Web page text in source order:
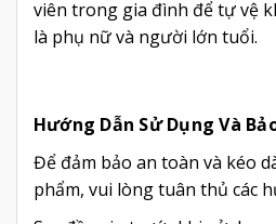
viên trong gia đình để tự vệ
là phụ nữ và người lớn tuổi.
Hướng Dẫn Sử Dụng Và
Để đảm bảo an toàn và kéo
phẩm, vui lòng tuân thủ các